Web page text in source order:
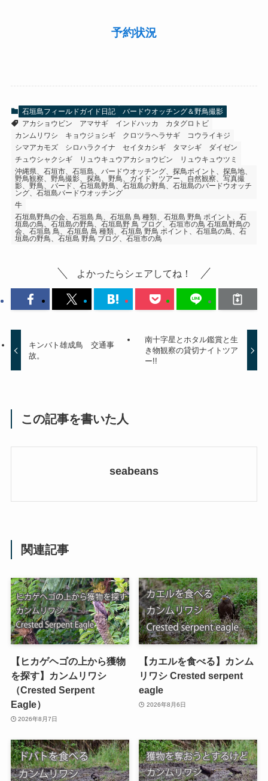
予約状況
石垣島フィールドガイド日記
バードウオッチング＆野鳥撮影
アカショウビン
アマサギ インドハッカ
カタグロトビ
カンムリワシ
キョウジョシギ クロツラヘラサギ
コウライキジ
シマアカモズ
シロハラクイナ セイタカシギ タマシギ
ダイゼン
チュウシャクシギ
リュウキュウアカショウビン
リュウキュウツミ
沖縄県、石垣市、石垣島、バードウオッチング、探鳥ポイント、探鳥地、
野鳥観察、野鳥撮影、探鳥、野鳥、ガイド、ツアー、自然観察、写真撮
影、野鳥、バード、石垣島野鳥、石垣島の野鳥、石垣島のバードウオッチ
ング、石垣島バードウオッチング
牛
石垣島野鳥の会、石垣島 鳥、石垣島 鳥 種類、石垣島 野鳥 ポイント、石
垣島の鳥、石垣島の野鳥、石垣島野 鳥 ブログ、石垣市の鳥 石垣島野鳥の
会、石垣島 鳥、石垣島 鳥 種類、石垣島 野鳥 ポイント、石垣島の鳥、石
垣島の野鳥、石垣島 野鳥 ブログ、石垣市の鳥
よかったらシェアしてね！
キンバト雄成鳥 交通事
故。
南十字星とホタル鑑賞と生
き物観察の貸切ナイトツア
ー!!
この記事を書いた人
seabeans
関連記事
【ヒカゲヘゴの上から獲物
を探す】カンムリワシ
（Crested Serpent
Eagle）
2026年8月7日
【カエルを食べる】カンム
リワシ Crested serpent
eagle
2026年8月6日